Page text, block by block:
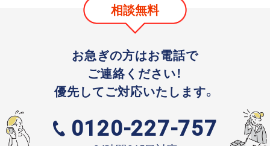
相談無料
お急ぎの方はお電話で
ご連絡ください！
優先してご対応いたします。
0120-227-757